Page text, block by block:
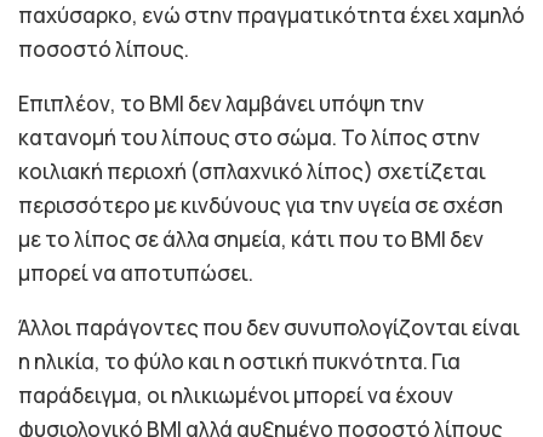
παχύσαρκο, ενώ στην πραγματικότητα έχει χαμηλό
ποσοστό λίπους.
Επιπλέον, το BMI δεν λαμβάνει υπόψη την
κατανομή του λίπους στο σώμα. Το λίπος στην
κοιλιακή περιοχή (σπλαχνικό λίπος) σχετίζεται
περισσότερο με κινδύνους για την υγεία σε σχέση
με το λίπος σε άλλα σημεία, κάτι που το BMI δεν
μπορεί να αποτυπώσει.
Άλλοι παράγοντες που δεν συνυπολογίζονται είναι
η ηλικία, το φύλο και η οστική πυκνότητα. Για
παράδειγμα, οι ηλικιωμένοι μπορεί να έχουν
φυσιολογικό BMI αλλά αυξημένο ποσοστό λίπους